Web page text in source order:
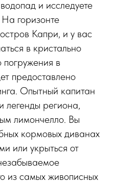
и исследуете
горизонте
Капри, и у вас
в кристально
погружения в
предоставлено
Опытный капитан
легенды региона,
лимончелло. Вы
кормовых диванах
или укрыться от
из самых живописных